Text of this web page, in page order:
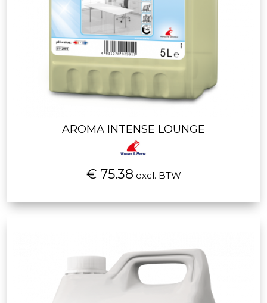
AROMA INTENSE LOUNGE
€ 75.38 excl. BTW